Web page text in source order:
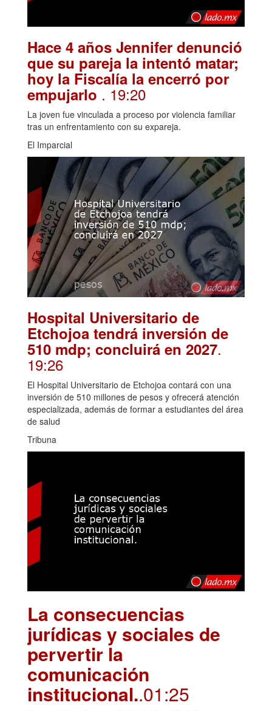
Hace 4 años Jennifer denunció
que su pareja la intentó matar;
hoy la Fiscalía la encerró por
empujarlo . 19:20
La joven fue vinculada a proceso por violencia familiar
tras un enfrentamiento con su expareja.
El Imparcial
Hospital Universitario de
Etchojoa tendrá inversión de
510 mdp; concluirá en 2027.
19:26
El Hospital Universitario de Etchojoa contará con una
inversión de 510 millones de pesos y ofrecerá atención
especializada, además de formar a estudiantes del área
de salud
Tribuna
La consecuencias
jurídicas y sociales de
pervertir la
comunicación
institucional..01:25